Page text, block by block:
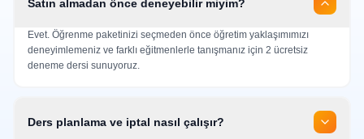
Satın almadan önce deneyebilir miyim?
Evet. Öğrenme paketinizi seçmeden önce öğretim yaklaşımımızı
deneyimlemeniz ve farklı eğitmenlerle tanışmanız için 2 ücretsiz
deneme dersi sunuyoruz.
Ders planlama ve iptal nasıl çalışır?